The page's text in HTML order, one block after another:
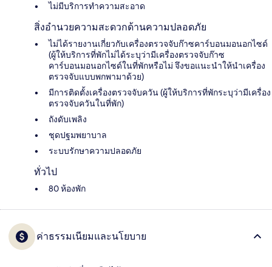
ไม่มีบริการทำความสะอาด
สิ่งอำนวยความสะดวกด้านความปลอดภัย
ไม่ได้รายงานเกี่ยวกับเครื่องตรวจจับก๊าซคาร์บอนมอนอกไซด์
(ผู้ให้บริการที่พักไม่ได้ระบุว่ามีเครื่องตรวจจับก๊าซ
คาร์บอนมอนอกไซด์ในที่พักหรือไม่ จึงขอแนะนำให้นำเครื่อง
ตรวจจับแบบพกพามาด้วย)
มีการติดตั้งเครื่องตรวจจับควัน (ผู้ให้บริการที่พักระบุว่ามีเครื่อง
ตรวจจับควันในที่พัก)
ถังดับเพลิง
ชุดปฐมพยาบาล
ระบบรักษาความปลอดภัย
ทั่วไป
80 ห้องพัก
ค่าธรรมเนียมและนโยบาย